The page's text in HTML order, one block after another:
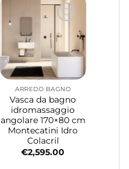
ARREDO BAGNO
Vasca da bagno
idromassaggio
angolare 170×80 cm
Montecatini Idro
Colacril
€2,595.00